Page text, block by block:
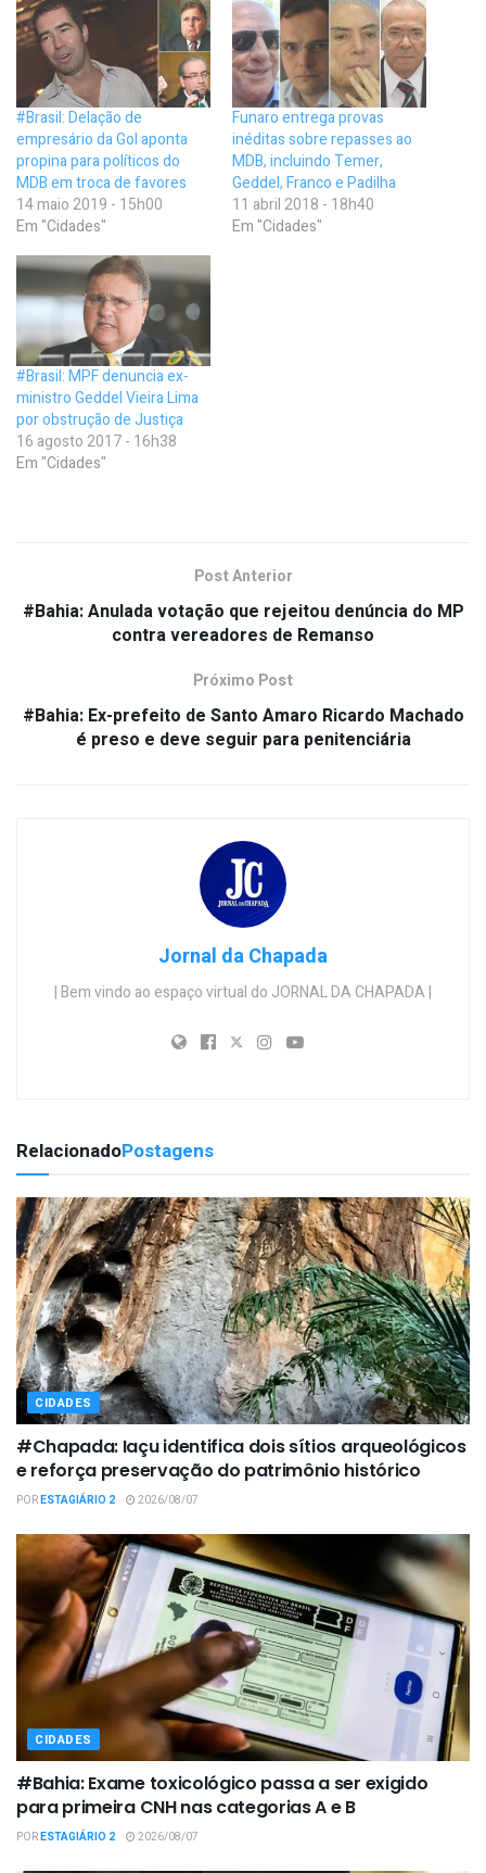
#Brasil: Delação de
empresário da Gol aponta
propina para políticos do
MDB em troca de favores
14 maio 2019 - 15h00
Em "Cidades"
Funaro entrega provas
inéditas sobre repasses ao
MDB, incluindo Temer,
Geddel, Franco e Padilha
11 abril 2018 - 18h40
Em "Cidades"
#Brasil: MPF denuncia ex-
ministro Geddel Vieira Lima
por obstrução de Justiça
16 agosto 2017 - 16h38
Em "Cidades"
Post Anterior
#Bahia: Anulada votação que rejeitou denúncia do MP
contra vereadores de Remanso
Próximo Post
#Bahia: Ex-prefeito de Santo Amaro Ricardo Machado
é preso e deve seguir para penitenciária
Jornal da Chapada
| Bem vindo ao espaço virtual do JORNAL DA CHAPADA |
RelacionadoPostagens
CIDADES
#Chapada: Iaçu identifica dois sítios arqueológicos
e reforça preservação do patrimônio histórico
PORESTAGIÁRIO 2 2026/08/07
CIDADES
#Bahia: Exame toxicológico passa a ser exigido
para primeira CNH nas categorias A e B
PORESTAGIÁRIO 2 2026/08/07